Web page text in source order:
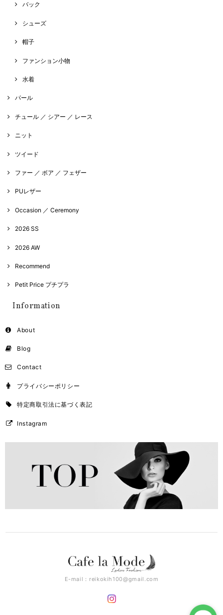
バック
シューズ
帽子
ファンション小物
水着
パール
チュール ／ シアー ／ レース
ニット
ツイード
ファー ／ ボア ／ フェザー
PUレザー
Occasion ／ Ceremony
2026 SS
2026 AW
Recommend
Petit Price プチプラ
Information
About
Blog
Contact
プライバシーポリシー
特定商取引法に基づく表記
Instagram
E-mail： reikokih100@gmail.com